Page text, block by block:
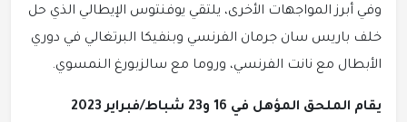
وفي أبرز المواجهات الأخرى، يلتقي يوفنتوس الإيطالي الذي حل
خلف باريس سان جرمان الفرنسي وبنفيكا البرتغالي في دوري
الأبطال مع نانت الفرنسي، وروما مع سالزبورغ النمسوي.
يقام الملحق المؤهل في 16 و23 شباط/فبراير 2023